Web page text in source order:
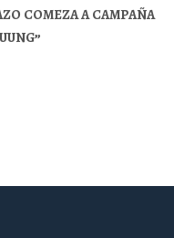
COMEZA A CAMPAÑA